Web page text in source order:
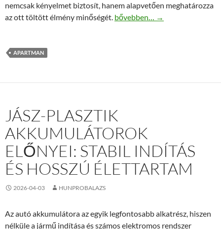
nemcsak kényelmet biztosít, hanem alapvetően meghatározza
az ott töltött élmény minőségét. Őriszentpéter apartmanok: Hol
bővebben… →
APARTMAN
JÁSZ-PLASZTIK
AKKUMULÁTOROK
ELŐNYEI: STABIL INDÍTÁS
ÉS HOSSZÚ ÉLETTARTAM
2026-04-03 HUNPROBALAZS
Az autó akkumulátora az egyik legfontosabb alkatrész, hiszen
nélküle a jármű indítása és számos elektromos rendszer